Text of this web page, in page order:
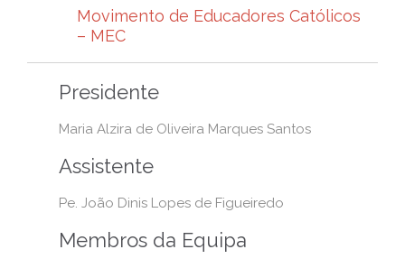
Movimento de Educadores Católicos
– MEC
Presidente
Maria Alzira de Oliveira Marques Santos
Assistente
Pe. João Dinis Lopes de Figueiredo
Membros da Equipa